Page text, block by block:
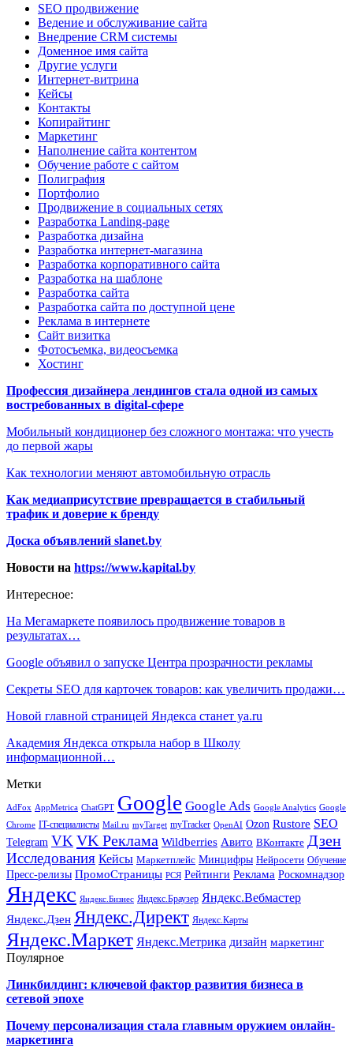
SEO продвижение
Ведение и обслуживание сайта
Внедрение CRM системы
Доменное имя сайта
Другие услуги
Интернет-витрина
Кейсы
Контакты
Копирайтинг
Маркетинг
Наполнение сайта контентом
Обучение работе с сайтом
Полиграфия
Портфолио
Продвижение в социальных сетях
Разработка Landing-page
Разработка дизайна
Разработка интернет-магазина
Разработка корпоративного сайта
Разработка на шаблоне
Разработка сайта
Разработка сайта по доступной цене
Реклама в интернете
Сайт визитка
Фотосъемка, видеосъемка
Хостинг
Профессия дизайнера лендингов стала одной из самых
востребованных в digital-сфере
Мобильный кондиционер без сложного монтажа: что учесть
до первой жары
Как технологии меняют автомобильную отрасль
Как медиаприсутствие превращается в стабильный
трафик и доверие к бренду
Доска объявлений slanet.by
Новости на https://www.kapital.by
Интересное:
На Мегамаркете появилось продвижение товаров в
результатах…
Google объявил о запуске Центра прозрачности рекламы
Секреты SEO для карточек товаров: как увеличить продажи…
Новой главной страницей Яндекса станет ya.ru
Академия Яндекса открыла набор в Школу
информационной…
Метки
AdFox AppMetrica ChatGPT Google Google Ads Google Analytics Google
Chrome IT-специалисты Mail.ru myTarget myTracker OpenAI Ozon Rustore SEO
Telegram VK VK Реклама Wildberries Авито ВКонтакте Дзен
Исследования Кейсы Маркетплейс Минцифры Нейросети Обучение
Пресс-релизы ПромоСтраницы РСЯ Рейтинги Реклама Роскомнадзор
Яндекс Яндекс.Бизнес Яндекс.Браузер Яндекс.Вебмастер
Яндекс.Дзен Яндекс.Директ Яндекс.Карты
Яндекс.Маркет Яндекс.Метрика дизайн маркетинг
Поулярное
Линкбилдинг: ключевой фактор развития бизнеса в
сетевой эпохе
Почему персонализация стала главным оружием онлайн-
маркетинга